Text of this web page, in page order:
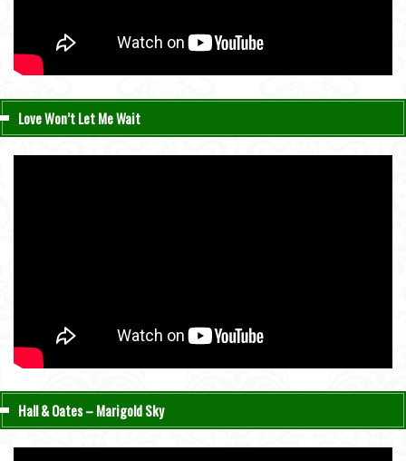
Love Won’t Let Me Wait
Hall & Oates – Marigold Sky